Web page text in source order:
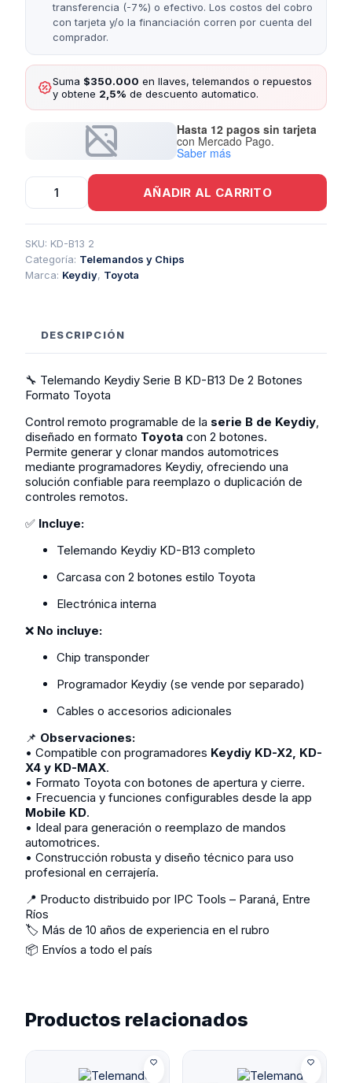
transferencia (-7%) o efectivo. Los costos del cobro
con tarjeta y/o la financiación corren por cuenta del
comprador.
Suma $350.000 en llaves, telemandos o repuestos
y obtene 2,5% de descuento automatico.
Hasta 12 pagos sin tarjeta
con Mercado Pago.
Saber más
Telemando
Serie
B
Toyota
Kd
B13
AÑADIR AL CARRITO
SKU: KD-B13 2
Categoría: Telemandos y Chips
Marca: Keydiy, Toyota
DESCRIPCIÓN
🔧 Telemando Keydiy Serie B KD-B13 De 2 Botones
Formato Toyota
Control remoto programable de la serie B de Keydiy,
diseñado en formato Toyota con 2 botones.
Permite generar y clonar mandos automotrices
mediante programadores Keydiy, ofreciendo una
solución confiable para reemplazo o duplicación de
controles remotos.
✅ Incluye:
Telemando Keydiy KD-B13 completo
Carcasa con 2 botones estilo Toyota
Electrónica interna
❌ No incluye:
Chip transponder
Programador Keydiy (se vende por separado)
Cables o accesorios adicionales
📌 Observaciones:
• Compatible con programadores Keydiy KD-X2, KD-
X4 y KD-MAX.
• Formato Toyota con botones de apertura y cierre.
• Frecuencia y funciones configurables desde la app
Mobile KD.
• Ideal para generación o reemplazo de mandos
automotrices.
• Construcción robusta y diseño técnico para uso
profesional en cerrajería.
📍 Producto distribuido por IPC Tools – Paraná, Entre
Ríos
🏷️ Más de 10 años de experiencia en el rubro
📦 Envíos a todo el país
Productos relacionados